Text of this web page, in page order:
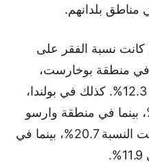
مناطق بلدانهم.
كانت نسبة الفقر على
32%، بينما في منطقة بوخارست،
العاصمة، تراجعت النسبة إلى 12.3%. كذلك في بولندا،
النسبة الوطنية 16.3%، بينما في منطقة وارسو
بلغت 8.9%. وفي كرواتيا، كانت النسبة 20.7%، بينما في